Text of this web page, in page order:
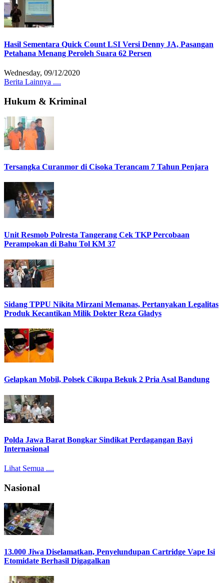
Hasil Sementara Quick Count LSI Versi Denny JA, Pasangan
Petahana Menang Peroleh Suara 62 Persen
Wednesday, 09/12/2020
Berita Lainnya ....
Hukum & Kriminal
Tersangka Curanmor di Cisoka Terancam 7 Tahun Penjara
Unit Resmob Polresta Tangerang Cek TKP Percobaan
Perampokan di Bahu Tol KM 37
Sidang TPPU Nikita Mirzani Memanas, Pertanyakan Legalitas
Produk Kecantikan Milik Dokter Reza Gladys
Gelapkan Mobil, Polsek Cikupa Bekuk 2 Pria Asal Bandung
Polda Jawa Barat Bongkar Sindikat Perdagangan Bayi
Internasional
Lihat Semua ....
Nasional
13.000 Jiwa Diselamatkan, Penyelundupan Cartridge Vape Isi
Etomidate Berhasil Digagalkan